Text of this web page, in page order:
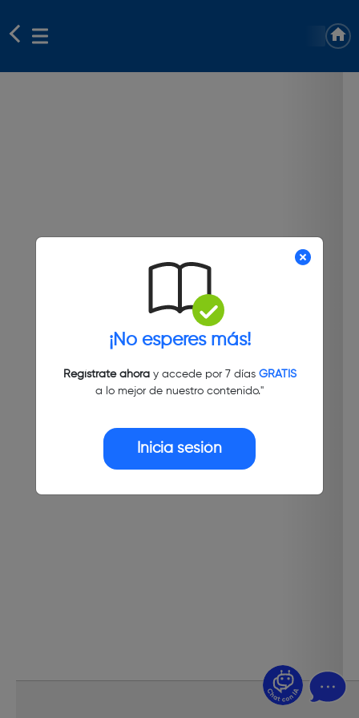
¡No esperes más!
Regístrate ahoray accede por 7 días GRATIS
a lo mejor de nuestro contenido."
Inicia sesión